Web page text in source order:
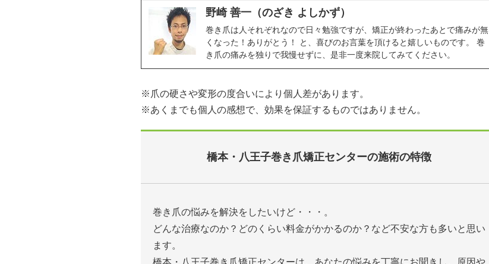
野崎 善一（のざき よしかず）
巻き爪は人それぞれなので日々勉強ですが、矯正が終わったあとで痛みが無
くなった！ありがとう！ と、喜びのお言葉を頂けると嬉しいものです。 巻
き爪の痛みを独りで我慢せずに、是非一度来院してみてください。
※爪の硬さや変形の度合いにより個人差があります。
※あくまでも個人の感想で、効果を保証するものではありません。
橋本・八王子巻き爪矯正センターの施術の特徴
巻き爪の悩みを解決をしたいけど・・・。
どんな治療なのか？どのくらい料金がかかるのか？など不安な方も多いと思い
ます。
橋本・八王子巻き爪矯正センターは、あなたの悩みを丁寧にお聞きし、原因や